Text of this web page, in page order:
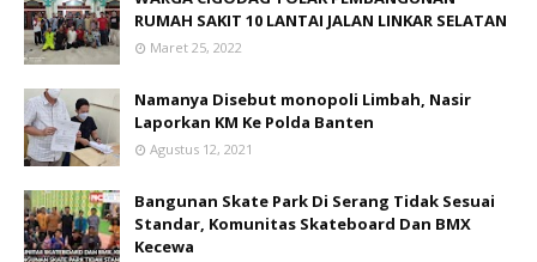
RUMAH SAKIT 10 LANTAI JALAN LINKAR SELATAN
Maret 25, 2022
Namanya Disebut monopoli Limbah, Nasir
Laporkan KM Ke Polda Banten
Agustus 12, 2021
Bangunan Skate Park Di Serang Tidak Sesuai
Standar, Komunitas Skateboard Dan BMX
Kecewa